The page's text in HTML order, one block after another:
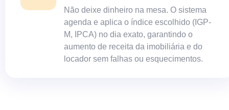
Não deixe dinheiro na mesa. O sistema
agenda e aplica o índice escolhido (IGP-
M, IPCA) no dia exato, garantindo o
aumento de receita da imobiliária e do
locador sem falhas ou esquecimentos.